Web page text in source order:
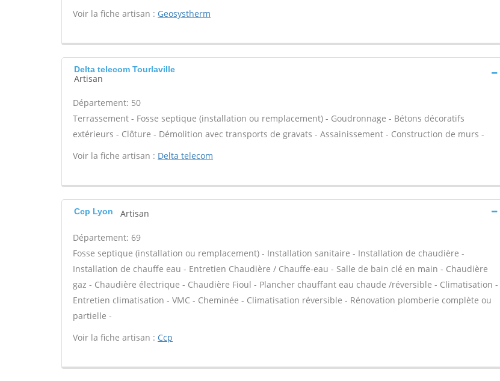
Voir la fiche artisan : Geosystherm
Delta telecom Tourlaville
Artisan
Département: 50
Terrassement - Fosse septique (installation ou remplacement) - Goudronnage - Bétons décoratifs
extérieurs - Clôture - Démolition avec transports de gravats - Assainissement - Construction de murs -
Voir la fiche artisan : Delta telecom
Ccp Lyon Artisan
Département: 69
Fosse septique (installation ou remplacement) - Installation sanitaire - Installation de chaudière -
Installation de chauffe eau - Entretien Chaudière / Chauffe-eau - Salle de bain clé en main - Chaudière
gaz - Chaudière électrique - Chaudière Fioul - Plancher chauffant eau chaude /réversible - Climatisation -
Entretien climatisation - VMC - Cheminée - Climatisation réversible - Rénovation plomberie complète ou
partielle -
Voir la fiche artisan : Ccp